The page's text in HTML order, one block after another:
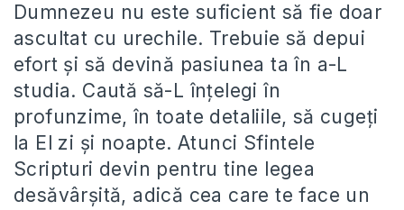
Dumnezeu nu este suficient să fie doar
ascultat cu urechile. Trebuie să depui
efort și să devină pasiunea ta în a-L
studia. Caută să-L înțelegi în
profunzime, în toate detaliile, să cugeți
la El zi și noapte. Atunci Sfintele
Scripturi devin pentru tine legea
desăvârșită, adică cea care te face un